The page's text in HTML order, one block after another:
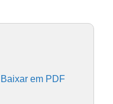
Baixar em PDF